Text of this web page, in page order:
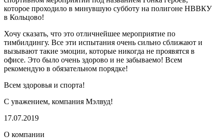
которое проходило в минувшую субботу на полигоне НВВКУ
в Кольцово!
Хочу сказать, что это отличнейшее мероприятие по
тимбилдингу. Все эти испытания очень сильно сближают и
вызывают такие эмоции, которые никогда не проявятся в
офисе. Это было очень здорово и не забываемо! Всем
рекомендую в обязательном порядке!
Всем здоровья и спорта!
С уважением, компания Мэлвуд!
17.07.2019
О компании